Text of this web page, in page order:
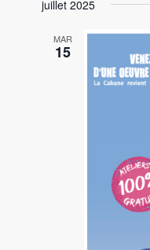
juillet 2025
MAR
15